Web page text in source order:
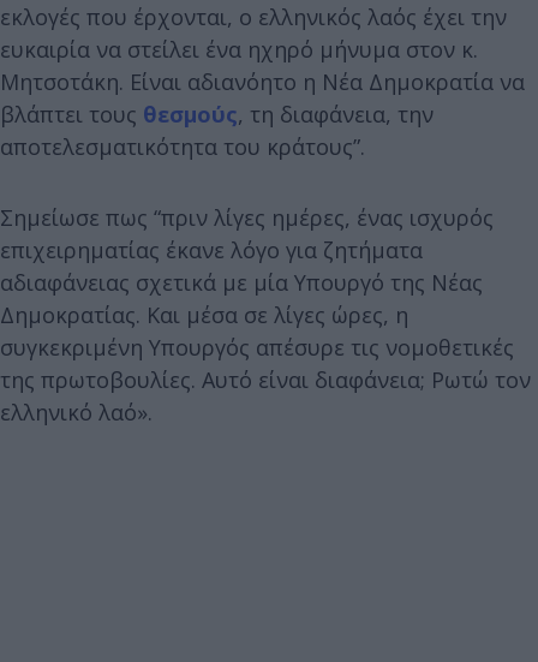
εκλογές που έρχονται, ο ελληνικός λαός έχει την
ευκαιρία να στείλει ένα ηχηρό μήνυμα στον κ.
Μητσοτάκη. Είναι αδιανόητο η Νέα Δημοκρατία να
βλάπτει τους θεσμούς, τη διαφάνεια, την
αποτελεσματικότητα του κράτους”.
Σημείωσε πως “πριν λίγες ημέρες, ένας ισχυρός
επιχειρηματίας έκανε λόγο για ζητήματα
αδιαφάνειας σχετικά με μία Υπουργό της Νέας
Δημοκρατίας. Και μέσα σε λίγες ώρες, η
συγκεκριμένη Υπουργός απέσυρε τις νομοθετικές
της πρωτοβουλίες. Αυτό είναι διαφάνεια; Ρωτώ τον
ελληνικό λαό».